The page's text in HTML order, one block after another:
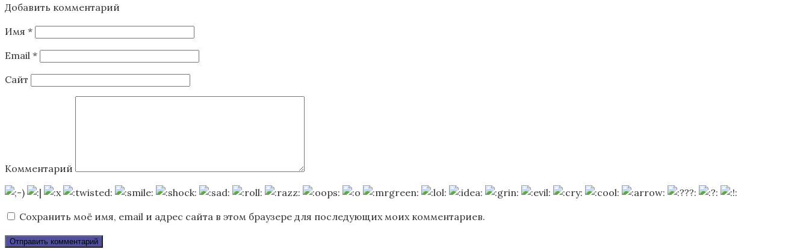
Добавить комментарий
Имя *
Email *
Сайт
Комментарий
Сохранить моё имя, email и адрес сайта в этом браузере для последующих моих комментариев.